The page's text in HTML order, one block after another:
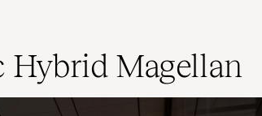
Hybrid Magellan